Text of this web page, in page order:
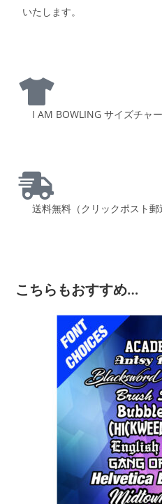
いたします。
I AM BOWLING サイズチャ
送料無料（クリックポスト郵
こちらもおすすめ…